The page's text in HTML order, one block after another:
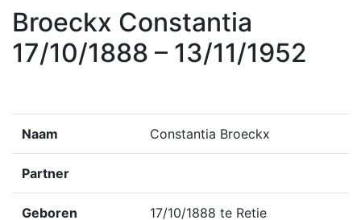
Broeckx Constantia
17/10/1888 – 13/11/1952
Naam Constantia Broeckx
Partner
Geboren 17/10/1888 te Retie